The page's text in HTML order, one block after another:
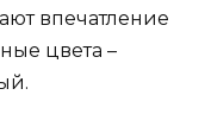
впечатление
цвета –